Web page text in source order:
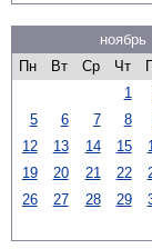
ноябрь
Пн
Вт Ср Чт
1
5
6 7 8
12
13 14 15
19
20 21 22
26
27 28 29